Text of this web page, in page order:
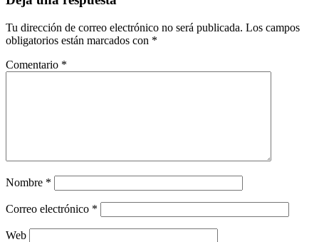
Tu dirección de correo electrónico no será publicada. Los campos
obligatorios están marcados con *
Comentario *
Nombre *
Correo electrónico *
Web